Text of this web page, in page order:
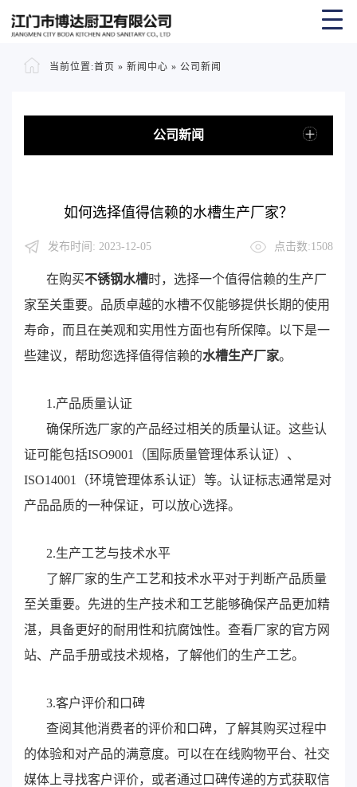
当前位置:首页 » 新闻中心 » 公司新闻
公司新闻
如何选择值得信赖的水槽生产厂家？
发布时间: 2023-12-05 点击数:1508
在购买不锈钢水槽时，选择一个值得信赖的生产厂
家至关重要。品质卓越的水槽不仅能够提供长期的使用
寿命，而且在美观和实用性方面也有所保障。以下是一
些建议，帮助您选择值得信赖的水槽生产厂家。
1.产品质量认证
确保所选厂家的产品经过相关的质量认证。这些认
证可能包括ISO9001（国际质量管理体系认证）、
ISO14001（环境管理体系认证）等。认证标志通常是对
产品品质的一种保证，可以放心选择。
2.生产工艺与技术水平
了解厂家的生产工艺和技术水平对于判断产品质量
至关重要。先进的生产技术和工艺能够确保产品更加精
湛，具备更好的耐用性和抗腐蚀性。查看厂家的官方网
站、产品手册或技术规格，了解他们的生产工艺。
3.客户评价和口碑
查阅其他消费者的评价和口碑，了解其购买过程中
的体验和对产品的满意度。可以在在线购物平台、社交
媒体上寻找客户评价，或者通过口碑传递的方式获取信